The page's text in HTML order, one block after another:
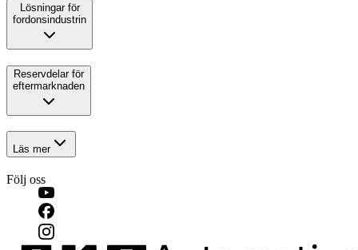
Lösningar för
fordonsindustrin
Reservdelar för
eftermarknaden
Läs mer
Följ oss